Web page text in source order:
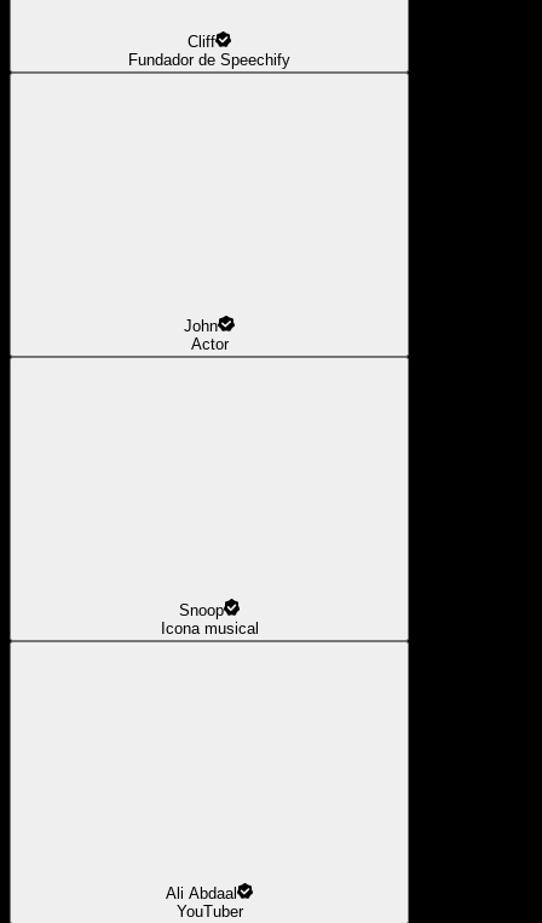
Cliff
Fundador de Speechify
John
Actor
Snoop
Icona musical
Ali Abdaal
YouTuber